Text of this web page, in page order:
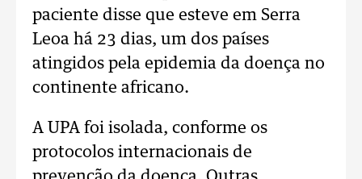
paciente disse que esteve em Serra
Leoa há 23 dias, um dos países
atingidos pela epidemia da doença no
continente africano.
A UPA foi isolada, conforme os
protocolos internacionais de